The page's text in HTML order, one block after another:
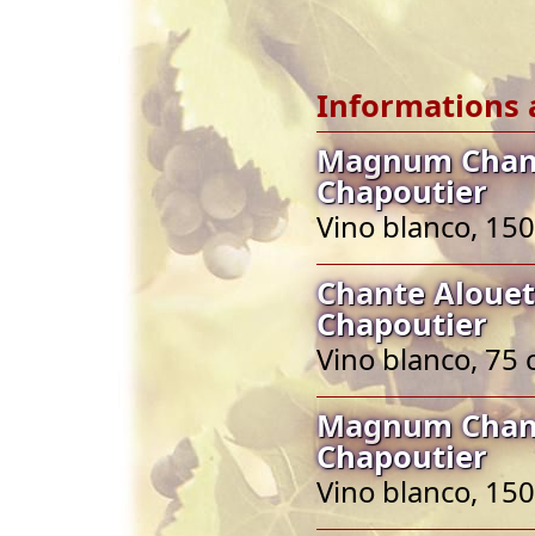
Informations
Magnum
Chapoutier
Vino blanco,
Chante
Chapoutier
Vino blanco, 75
Magnum
Chapoutier
Vino blanco,